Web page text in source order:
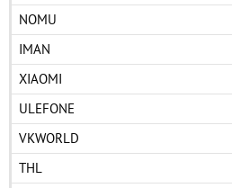
NOMU
IMAN
XIAOMI
ULEFONE
VKWORLD
THL